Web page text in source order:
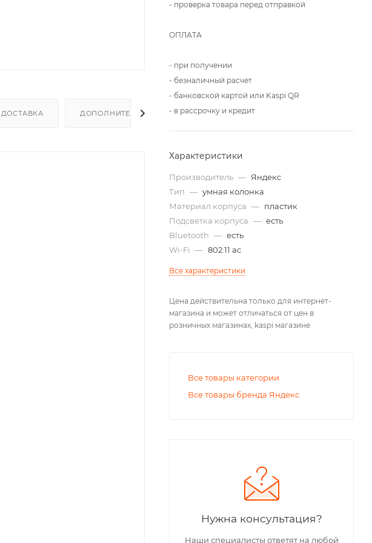
ДОСТАВКА ДОПОЛНИТЕЛЬНО
- проверка товара перед отправкой
ОПЛАТА
- при получении
- безналичный расчет
- банковской картой или Kaspi QR
- в рассрочку и кредит
Характеристики
Производитель — Яндекс
Тип — умная колонка
Материал корпуса — пластик
Подсветка корпуса — есть
Bluetooth — есть
Wi-Fi
— 802.11 ac
Все характеристики
Цена действительна только для интернет-
магазина и может отличаться от цен в
розничных магазинах, kaspi магазине
Все товары категории
Все товары бренда Яндекс
Нужна консультация?
Наши специалисты ответят на любой